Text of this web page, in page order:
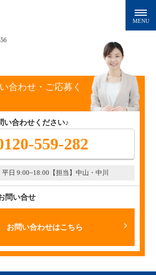
合わせ・ご応募く
い合わせください♪
559-282
平日 9:00~18:00 【担当】中山・中川
問い合せ
お問い合わせはこちら